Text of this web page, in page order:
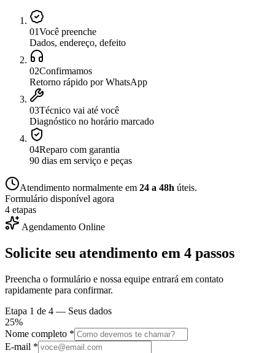
01Você preenche
Dados, endereço, defeito
02Confirmamos
Retorno rápido por WhatsApp
03Técnico vai até você
Diagnóstico no horário marcado
04Reparo com garantia
90 dias em serviço e peças
Atendimento normalmente em 24 a 48h úteis.
Formulário disponível agora
4 etapas
Agendamento Online
Solicite seu atendimento em 4 passos
Preencha o formulário e nossa equipe entrará em contato
rapidamente para confirmar.
Etapa 1 de 4 — Seus dados
25%
Nome completo *
E-mail *